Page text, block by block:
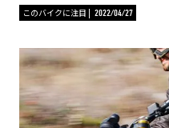
このバイクに注目
2022/04/27